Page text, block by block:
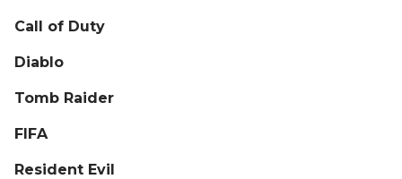
Call of Duty
Diablo
Tomb Raider
FIFA
Resident Evil